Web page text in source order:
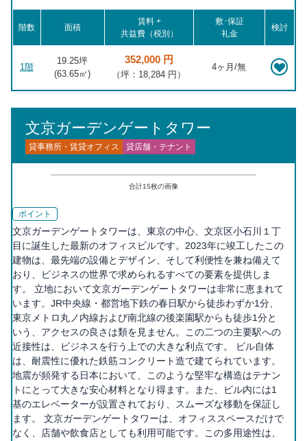
階数 面積
賃料 +
共益費（税別）
敷･保証
礼金
検討
1階
19.25坪
(63.65㎡)
352,000 円
（坪：18,284 円）
4ヶ月/無
文京ガーデンゲートタワー
貸事務所・賃貸オフィス 貸店舗・テナント
合計15枚の画像
ポイント
文京ガーデンゲートタワーは、東京の中心、文京区小石川１丁
目に誕生した最新のオフィスビルです。2023年に竣工したこの
建物は、最先端の設備とデザイン、そして利便性を兼ね備えて
おり、ビジネスの世界で求められるすべての要素を提供しま
す。 立地において文京ガーデンゲートタワーは非常に恵まれて
います。JR中央線・都営地下鉄の春日駅から徒歩わずか1分、
東京メトロ丸ノ内線および南北線の後楽園駅からも徒歩1分と
いう、アクセスの良さは類を見ません。この二つの主要駅への
近接性は、ビジネスを行う上での大きな利点です。 ビル自体
は、耐震性に優れた鉄筋コンクリート造で建てられています。
地震が頻発する日本において、このような堅牢な構造はテナン
トにとって大きな安心材料となり得ます。また、ビル内には1
基のエレベーターが設置されており、スムーズな移動を保証し
ます。 文京ガーデンゲートタワーは、オフィススペースだけで
なく、店舗や飲食店としても利用可能です。この多用途性は、